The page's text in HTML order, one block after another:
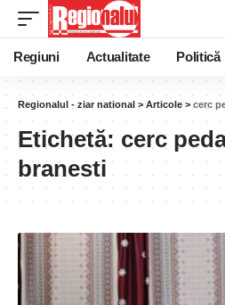
Regiuni Actualitate Politică
Regionalul - ziar national > Articole > cerc
Etichetă: cerc
branesti